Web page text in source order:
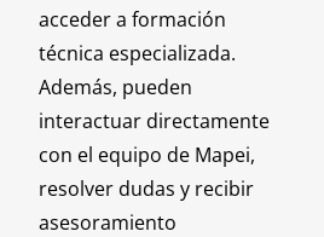
acceder a formación
técnica especializada.
Además, pueden
interactuar directamente
con el equipo de Mapei,
resolver dudas y recibir
asesoramiento